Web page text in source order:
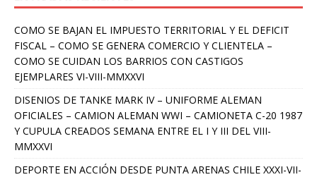
COMO SE BAJAN EL IMPUESTO TERRITORIAL Y EL DEFICIT
FISCAL – COMO SE GENERA COMERCIO Y CLIENTELA –
COMO SE CUIDAN LOS BARRIOS CON CASTIGOS
EJEMPLARES VI-VIII-MMXXVI
DISENIOS DE TANKE MARK IV – UNIFORME ALEMAN
OFICIALES – CAMION ALEMAN WWI – CAMIONETA C-20 1987
Y CUPULA CREADOS SEMANA ENTRE EL I Y III DEL VIII-
MMXXVI
DEPORTE EN ACCIÓN DESDE PUNTA ARENAS CHILE XXXI-VII-